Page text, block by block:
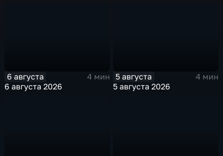
6 августа
4 мин
6 августа 2026
5 августа
4 мин
5 августа 2026